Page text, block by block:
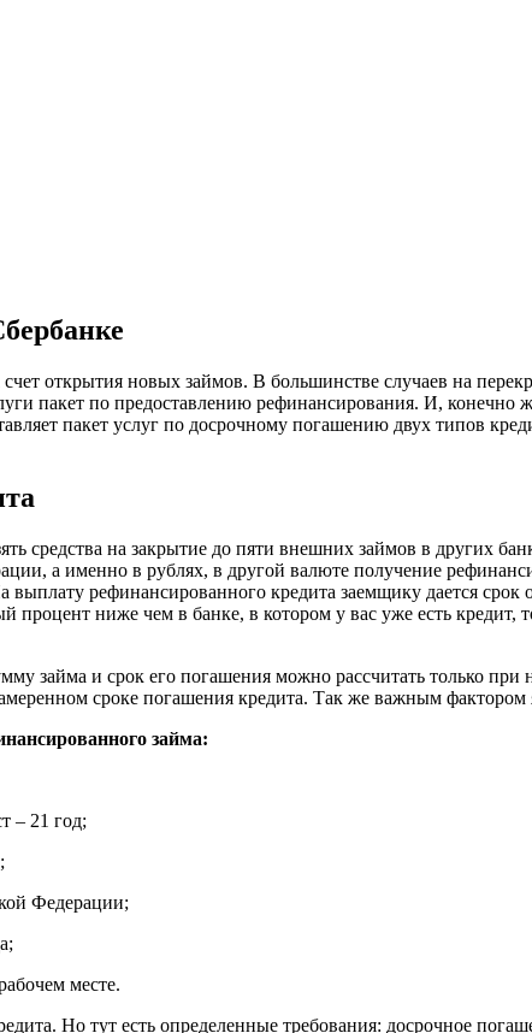
открытия новых займов. В большинстве случаев на
пакет по предоставлению рефинансирования. И,
пакет услуг по досрочному погашению двух типов
средства на закрытие до пяти внешних займов в других
а именно в рублях, в другой валюте получение
рефинансированного кредита заемщику дается срок
ниже чем в банке, в котором у вас уже есть кредит,
займа и срок его погашения можно рассчитать только при
сроке погашения кредита. Так же важным
займа:
– 21 год;
Федерации;
месте.
Но тут есть определенные требования: досрочное